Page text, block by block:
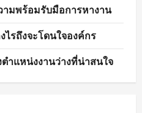
ามพร้อมรับมือการหางาน
ไรถึงจะโดนใจองค์กร
ำแหน่งงานว่างที่น่าสนใจ